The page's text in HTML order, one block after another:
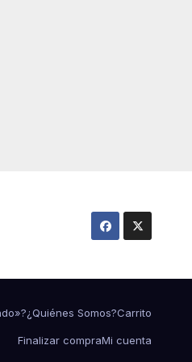
¿Quiénes Somos?Carrito
Finalizar compraMi cuenta